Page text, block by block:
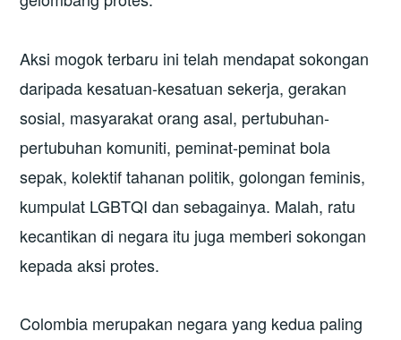
Aksi mogok terbaru ini telah mendapat sokongan
daripada kesatuan-kesatuan sekerja, gerakan
sosial, masyarakat orang asal, pertubuhan-
pertubuhan komuniti, peminat-peminat bola
sepak, kolektif tahanan politik, golongan feminis,
kumpulat LGBTQI dan sebagainya. Malah, ratu
kecantikan di negara itu juga memberi sokongan
kepada aksi protes.
Colombia merupakan negara yang kedua paling